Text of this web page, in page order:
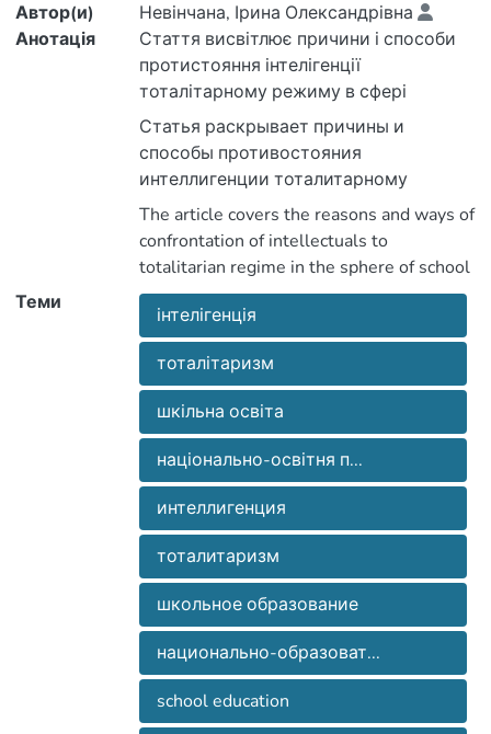
Автор(и)
Невінчана, Ірина Олександрівна
Анотація
Стаття висвітлює причини і способи
протистояння інтелігенції
тоталітарному режиму в сфері
шкільної освіти, показує ставлення
української інтелігенції до розвитку
шкільництва.
Статья раскрывает причины и
способы противостояния
интеллигенции тоталитарному
режиму в сфере школьного
образования, показывает отношение
украинской интеллигенции к
The article covers the reasons and ways of
confrontation of intellectuals to
totalitarian regime in the sphere of school
education, shows the attitude of the
Ukrainian intelligentsia to the
development of students
Теми
інтелігенція
тоталітаризм
шкільна освіта
національно-освітня п...
интеллигенция
тоталитаризм
школьное образование
национально-образоват...
school education